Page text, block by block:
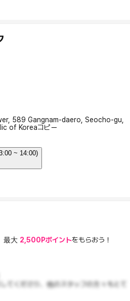
589 Gangnam-daero, Seocho-gu,
of Koreaコピー
~ 14:00)
最大 2,500Pポイントをもらおう！
てくださり、他のスタッフの方々もとて